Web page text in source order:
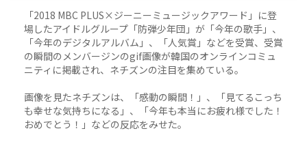
「2018 MBC PLUS×ジーニーミュージックアワード」に登
場したアイドルグループ「防弾少年団」が「今年の歌手」、
「今年のデジタルアルバム」、「人気賞」などを受賞、受賞
の瞬間のメンバージンのgif画像が韓国のオンラインコミュ
ニティに掲載され、ネチズンの注目を集めている。
画像を見たネチズンは、「感動の瞬間！」、「見てるこっち
も幸せな気持ちになる」、「今年も本当にお疲れ様でした！
おめでとう！」などの反応をみせた。